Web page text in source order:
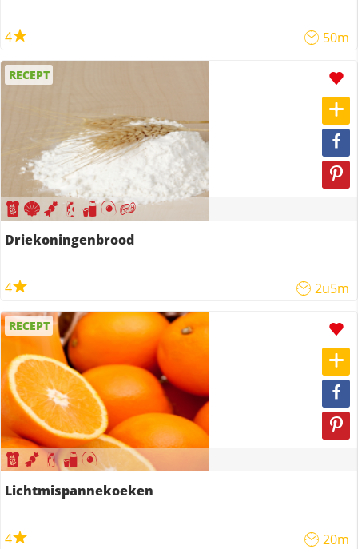
4 50m
RECEPT
Driekoningenbrood
4 2u5m
RECEPT
Lichtmispannekoeken
4 20m